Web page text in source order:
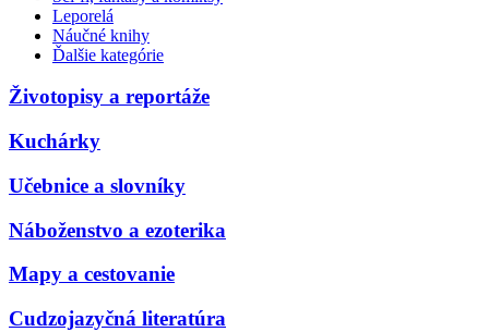
Leporelá
Náučné knihy
Ďalšie kategórie
Životopisy a reportáže
Kuchárky
Učebnice a slovníky
Náboženstvo a ezoterika
Mapy a cestovanie
Cudzojazyčná literatúra